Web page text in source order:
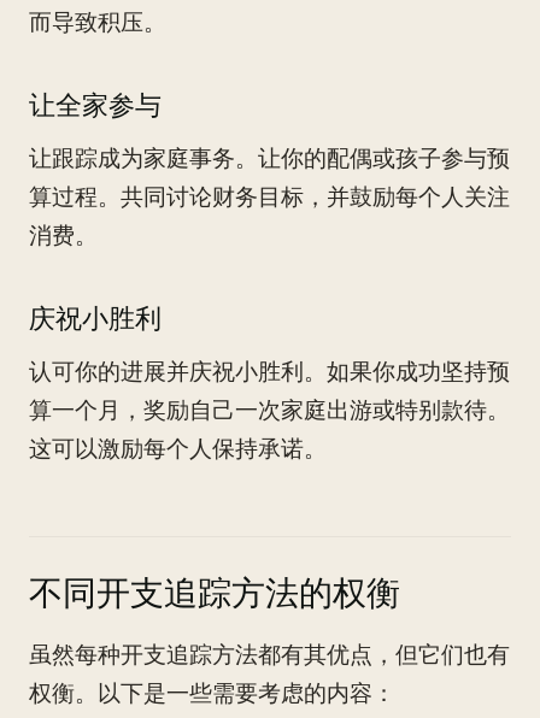
而导致积压。
让全家参与
让跟踪成为家庭事务。让你的配偶或孩子参与预
算过程。共同讨论财务目标，并鼓励每个人关注
消费。
庆祝小胜利
认可你的进展并庆祝小胜利。如果你成功坚持预
算一个月，奖励自己一次家庭出游或特别款待。
这可以激励每个人保持承诺。
不同开支追踪方法的权衡
虽然每种开支追踪方法都有其优点，但它们也有
权衡。以下是一些需要考虑的内容：